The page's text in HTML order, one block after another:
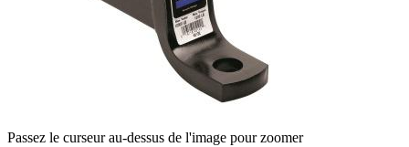
Passez le curseur au-dessus de l'image pour zoomer